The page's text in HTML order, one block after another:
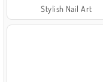
Stylish Nail Art